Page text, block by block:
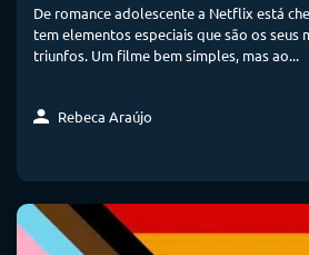
De romance adolescente a Netflix está
tem elementos especiais que são os seus
triunfos. Um filme bem simples, mas ao...
Rebeca Araújo